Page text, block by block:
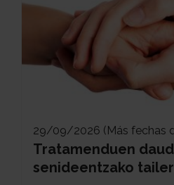
29/09/2026 (Más fechas
Tratamenduen
senideentzako